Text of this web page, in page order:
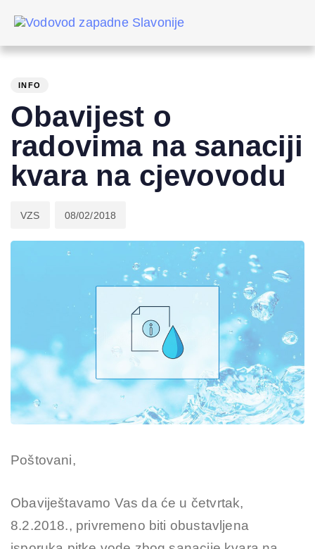
links to
primary
Skip
to
content
INFO
Obavijest o
radovima na sanaciji
kvara na cjevovodu
VZS 08/02/2018
Poštovani,
Obaviještavamo Vas da će u četvrtak,
8.2.2018., privremeno biti obustavljena